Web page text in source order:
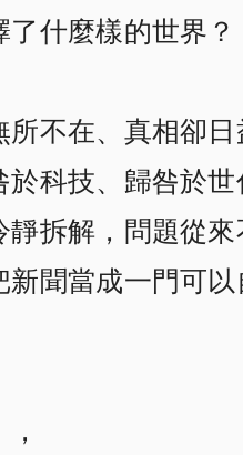
什麼樣的世界？
不在、真相卻
科技、歸咎於
拆解，問題從
聞當成一門可以